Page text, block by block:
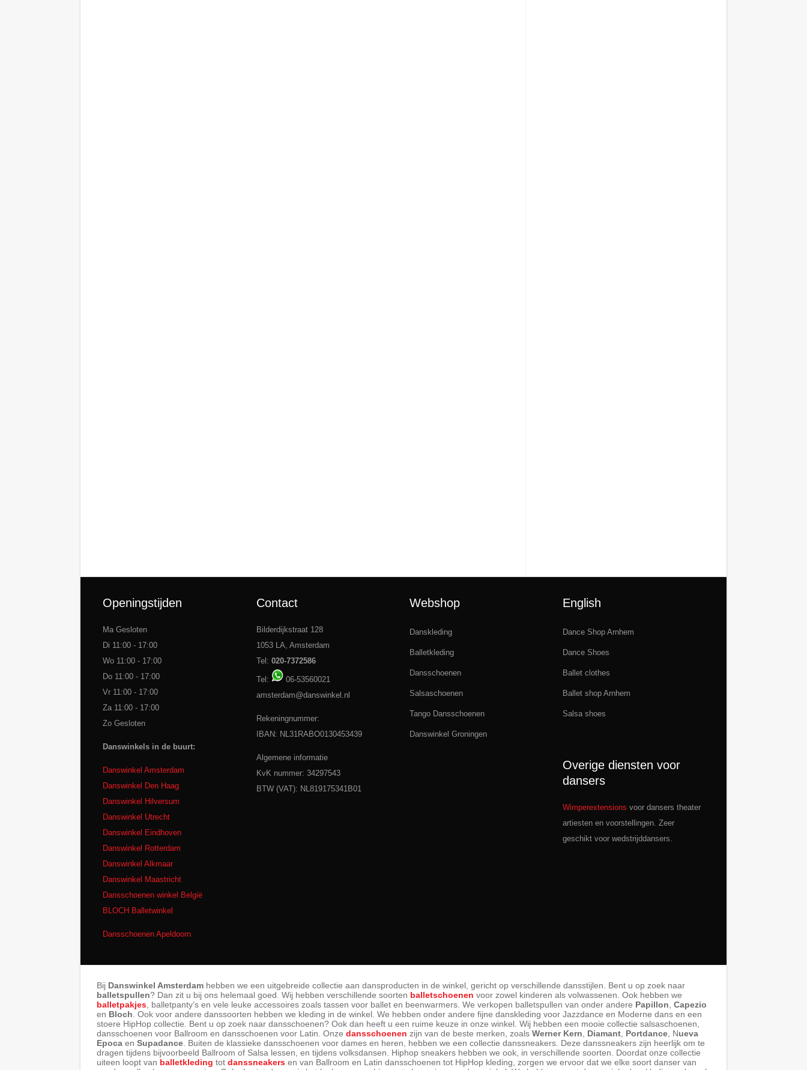
Openingstijden
Ma Gesloten
Di 11:00 - 17:00
Wo 11:00 - 17:00
Do 11:00 - 17:00
Vr 11:00 - 17:00
Za 11:00 - 17:00
Zo Gesloten
Danswinkels in de buurt:
Danswinkel Amsterdam
Danswinkel Den Haag
Danswinkel Hilversum
Danswinkel Utrecht
Danswinkel Eindhoven
Danswinkel Rotterdam
Danswinkel Alkmaar
Danswinkel Maastricht
Dansschoenen winkel België
BLOCH Balletwinkel
Dansschoenen Apeldoorn
Contact
Bilderdijkstraat 128
1053 LA, Amsterdam
Tel: 020-7372586
Tel:
06-53560021
amsterdam@danswinkel.nl
Rekeningnummer:
IBAN: NL31RABO0130453439
Algemene informatie
KvK nummer: 34297543
BTW (VAT): NL819175341B01
Webshop
Danskleding
Balletkleding
Dansschoenen
Salsaschoenen
Tango Dansschoenen
Danswinkel Groningen
English
Dance Shop Arnhem
Dance Shoes
Ballet clothes
Ballet shop Arnhem
Salsa shoes
Overige diensten voor
dansers
Wimperextensions voor dansers theater
artiesten en voorstellingen. Zeer
geschikt voor wedstrijddansers.
Bij Danswinkel Amsterdam hebben we een uitgebreide collectie aan dansproducten in de winkel, gericht op verschillende dansstijlen. Bent u op zoek naar
balletspullen? Dan zit u bij ons helemaal goed. Wij hebben verschillende soorten balletschoenen voor zowel kinderen als volwassenen. Ook hebben we
balletpakjes, balletpanty’s en vele leuke accessoires zoals tassen voor ballet en beenwarmers. We verkopen balletspullen van onder andere Papillon, Capezio
en Bloch. Ook voor andere danssoorten hebben we kleding in de winkel. We hebben onder andere fijne danskleding voor Jazzdance en Moderne dans en een
stoere HipHop collectie. Bent u op zoek naar dansschoenen? Ook dan heeft u een ruime keuze in onze winkel. Wij hebben een mooie collectie salsaschoenen,
dansschoenen voor Ballroom en dansschoenen voor Latin. Onzedansschoenen zijn van de beste merken, zoalsWerner Kern, Diamant, Portdance, Nueva
Epoca enSupadance. Buiten de klassieke dansschoenen voor dames en heren, hebben we een collectie danssneakers. Deze danssneakers zijn heerlijk om te
dragen tijdens bijvoorbeeld Ballroom of Salsa lessen, en tijdens volksdansen. Hiphop sneakers hebben we ook, in verschillende soorten. Doordat onze collectie
uiteen loopt van balletkleding totdanssneakers en van Ballroom en Latin dansschoenen tot HipHop kleding, zorgen we ervoor dat we elke soort danser van